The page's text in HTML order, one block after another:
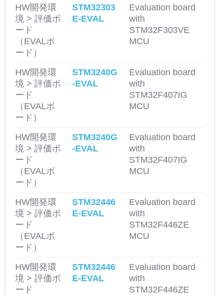
HW開発環
境 > 評価ボ
ード
（EVALボ
ード）
STM32303
E-EVAL
Evaluation board
with
STM32F303VE
MCU
HW開発環
境 > 評価ボ
ード
（EVALボ
ード）
STM3240G
-EVAL
Evaluation board
with
STM32F407IG
MCU
HW開発環
境 > 評価ボ
ード
（EVALボ
ード）
STM3240G
-EVAL
Evaluation board
with
STM32F407IG
MCU
HW開発環
境 > 評価ボ
ード
（EVALボ
ード）
STM32446
E-EVAL
Evaluation board
with
STM32F446ZE
MCU
HW開発環
境 > 評価ボ
ード
STM32446
E-EVAL
Evaluation board
with
STM32F446ZE